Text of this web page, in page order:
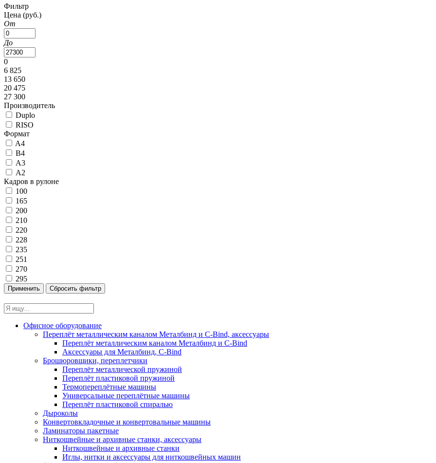
Фильтр
Цена (руб.)
От
До
0
6 825
13 650
20 475
27 300
Производитель
Duplo
RISO
Формат
A4
B4
А3
А2
Кадров в рулоне
100
165
200
210
220
228
235
251
270
295
Офисное оборудование
Переплёт металлическим каналом Металбинд и C-Bind, аксессуары
Переплёт металлическим каналом Металбинд и C-Bind
Аксессуары для Металбинд, C-Bind
Брошюровщики, переплетчики
Переплёт металлической пружиной
Переплёт пластиковой пружиной
Термопереплётные машины
Универсальные переплётные машины
Переплёт пластиковой спиралью
Дыроколы
Конвертовкладочные и конвертовальные машины
Ламинаторы пакетные
Ниткошвейные и архивные станки, аксессуары
Ниткошвейные и архивные станки
Иглы, нитки и аксессуары для ниткошвейных машин